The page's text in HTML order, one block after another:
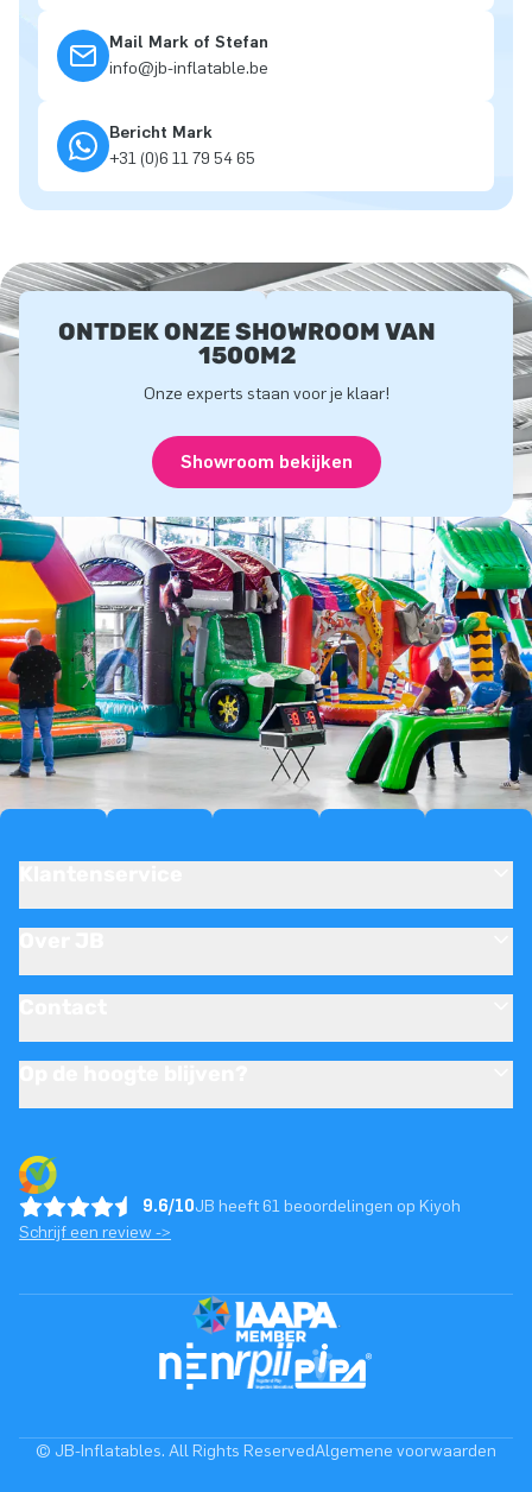
Mail Mark of Stefan
info@jb-inflatable.be
Bericht Mark
+31 (0)6 11 79 54 65
ONTDEK ONZE SHOWROOM VAN
1500M2
Onze experts staan voor je klaar!
Showroom bekijken
9.6/10JB heeft 61 beoordelingen op Kiyoh
Schrijf een review ->
© JB-Inflatables. All Rights ReservedAlgemene voorwaarden